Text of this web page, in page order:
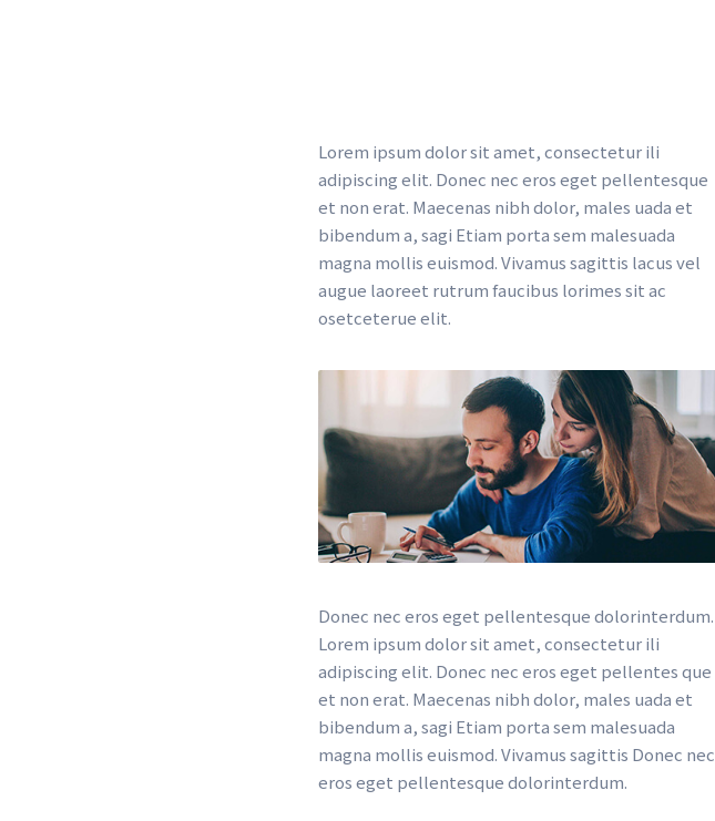
Lorem ipsum dolor sit amet, consectetur ili
adipiscing elit. Donec nec eros eget pellentesque
et non erat. Maecenas nibh dolor, males uada et
bibendum a, sagi Etiam porta sem malesuada
magna mollis euismod. Vivamus sagittis lacus vel
augue laoreet rutrum faucibus lorimes sit ac
osetceterue elit.
Donec nec eros eget pellentesque dolorinterdum.
Lorem ipsum dolor sit amet, consectetur ili
adipiscing elit. Donec nec eros eget pellentes que
et non erat. Maecenas nibh dolor, males uada et
bibendum a, sagi Etiam porta sem malesuada
magna mollis euismod. Vivamus sagittis Donec nec
eros eget pellentesque dolorinterdum.